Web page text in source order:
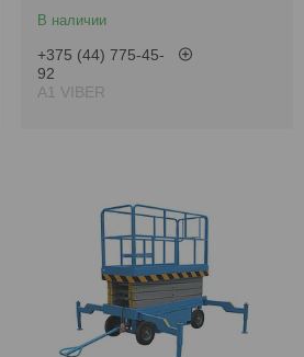
В наличии
+375 (44) 775-45-
92
А1 VIBER